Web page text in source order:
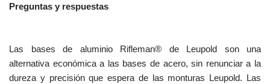
Preguntas y respuestas
Las bases de aluminio Rifleman® de Leupold son una
alternativa económica a las bases de acero, sin renunciar a la
dureza y precisión que espera de las monturas Leupold. Las